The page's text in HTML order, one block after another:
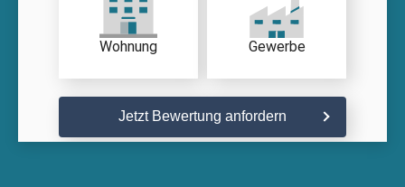
Wohnung Gewerbe
Jetzt Bewertung anfordern